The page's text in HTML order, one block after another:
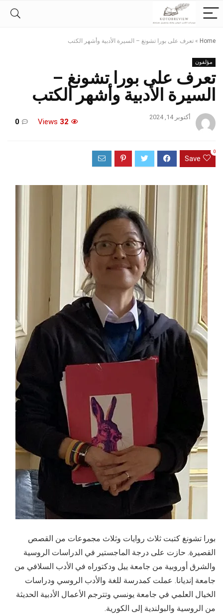
Home
» تعرف على بورا تشونغ – السيرة الأدبية وأشهر الكتب
مؤلفون
تعرف على بورا تشونغ –
السيرة الأدبية وأشهر الكتب
أكتوبر 14, 2024
32
0
Save
0
بورا تشونغ كتبت ثلاث روايات وثلاث مجموعات من القصص
القصيرة. حازت على درجة الماجستير في الدراسات الروسية
والشرق أوروبية من جامعة ييل ودكتوراه في الأدب السلافي من
جامعة إنديانا. عملت كمدرسة للغة والأدب الروسي ودراسات
الخيال العلمي في جامعة يونسي وتترجم الأعمال الأدبية الحديثة
من الروسية والبولندية إلى الكورية.